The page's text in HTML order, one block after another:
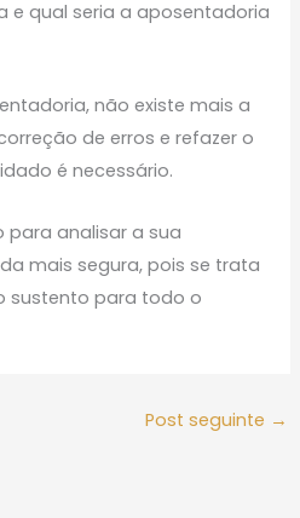
e qual seria a aposentadoria
não existe mais a
de erros e refazer o
é necessário.
analisar a sua
mais segura, pois se trata
sustento para todo o
Post seguinte →